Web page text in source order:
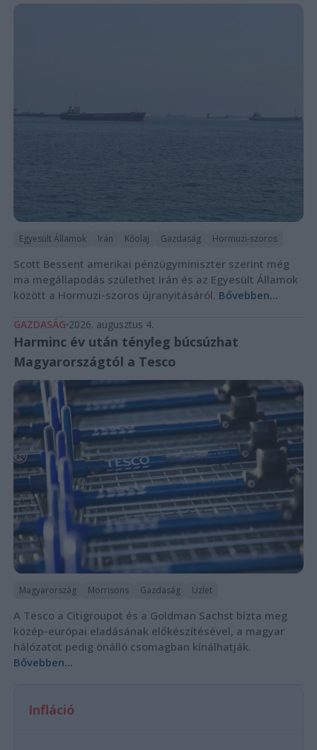
Egyesült Államok Irán Kőolaj Gazdaság Hormuzi-szoros
Scott Bessent amerikai pénzügyminiszter szerint még
ma megállapodás születhet Irán és az Egyesült Államok
között a Hormuzi-szoros újranyitásáról. Bővebben...
GAZDASÁG 2026. augusztus 4.
Harminc év után tényleg búcsúzhat
Magyarországtól a Tesco
Magyarország Morrisons Gazdaság Üzlet
A Tesco a Citigroupot és a Goldman Sachst bízta meg
közép-európai eladásának előkészítésével, a magyar
hálózatot pedig önálló csomagban kínálhatják.
Bővebben...
Infláció